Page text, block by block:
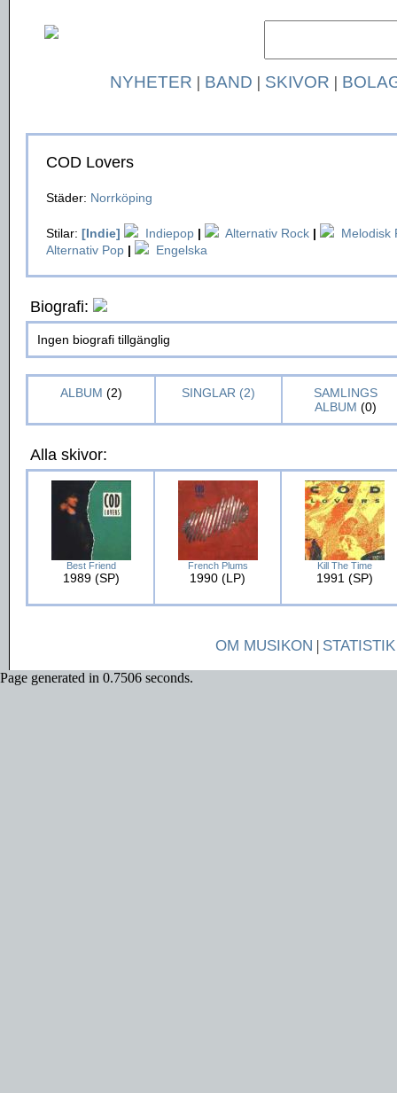
NYHETER | BAND | SKIVOR |
COD Lovers
Städer: Norrköping
Stilar: [Indie] Indiepop | Alternativ Rock |
Melodisk
Alternativ Pop | Engelska
Biografi:
Ingen biografi tillgänglig
ALBUM (2) SINGLAR (2)
SAMLINGS
ALBUM (0)
Alla skivor:
Best Friend
1989 (SP)
French Plums
1990 (LP)
Kill The Time
1991 (SP)
OM MUSIKON | STATISTIK
Page generated in 0.7506 seconds.